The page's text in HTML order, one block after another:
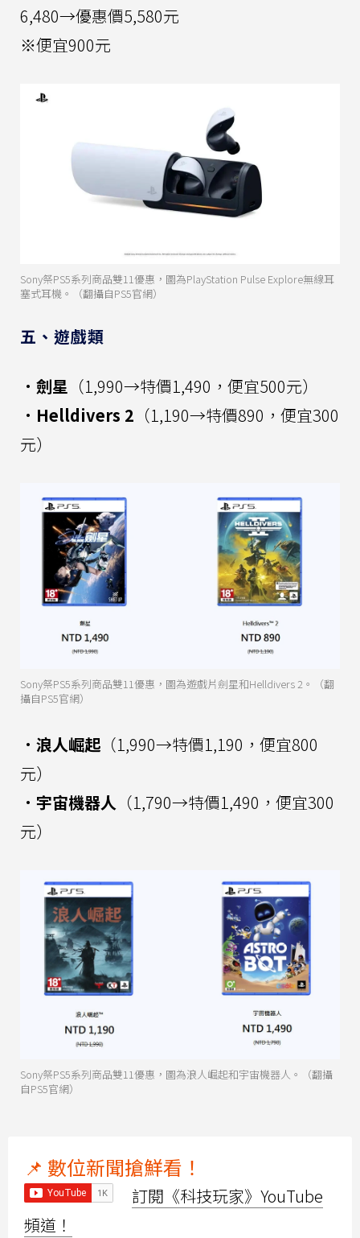
6,480→優惠價5,580元
※便宜900元
Sony祭PS5系列商品雙11優惠，圖為PlayStation Pulse Explore無線耳
塞式耳機。（翻攝自PS5官網）
五、遊戲類
．劍星 （1,990→特價1,490，便宜500元）
．Helldivers 2 （1,190→特價890，便宜300
元）
Sony祭PS5系列商品雙11優惠，圖為遊戲片劍星和Helldivers 2。（翻
攝自PS5官網）
．浪人崛起 （1,990→特價1,190，便宜800
元）
．宇宙機器人 （1,790→特價1,490，便宜300
元）
Sony祭PS5系列商品雙11優惠，圖為浪人崛起和宇宙機器人。（翻攝
自PS5官網）
📌 數位新聞搶鮮看！
訂閱《科技玩家》YouTube
頻道！